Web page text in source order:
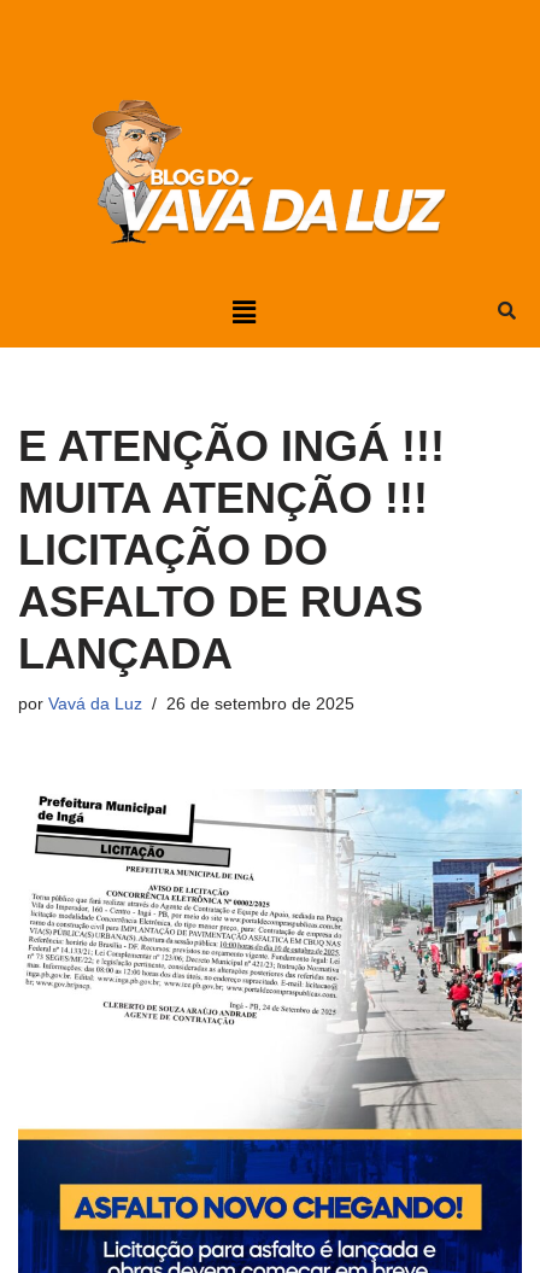
E ATENÇÃO INGÁ !!!
MUITA ATENÇÃO !!!
LICITAÇÃO DO
ASFALTO DE RUAS
LANÇADA
por Vavá da Luz 26 de setembro de 2025